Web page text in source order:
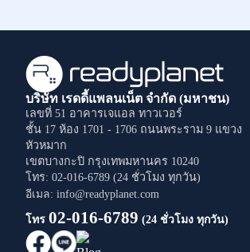
บริษัท เรดดี้แพลนเน็ต จำกัด (มหาชน)
เลขที่ 51 อาคารเจแอล ทาวเวอร์
ชั้น 17 ห้อง 1701 - 1706 ถนนพระราม 9 แขวง
หัวหมาก
เขตบางกะปิ กรุงเทพมหานคร 10240
โทร: 02-016-6789 (24 ชั่วโมง ทุกวัน)
อีเมล: info@readyplanet.com
โทร 02-016-6789 (24 ชั่วโมง ทุกวัน)